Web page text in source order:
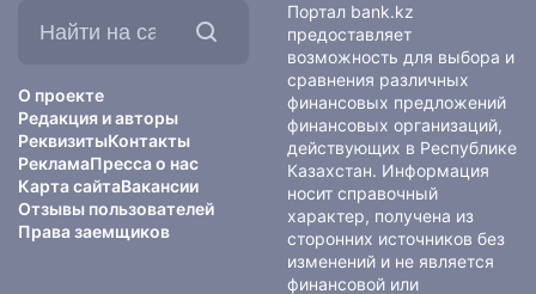
О проекте
Редакция и авторы
РеквизитыКонтакты
РекламаПресса о нас
Карта сайтаВакансии
Отзывы пользователей
Права заемщиков
Портал bank.kz
предоставляет
возможность для выбора и
сравнения различных
финансовых предложений
финансовых организаций,
действующих в Республике
Казахстан. Информация
носит справочный
характер, получена из
сторонних источников без
изменений и не является
финансовой или